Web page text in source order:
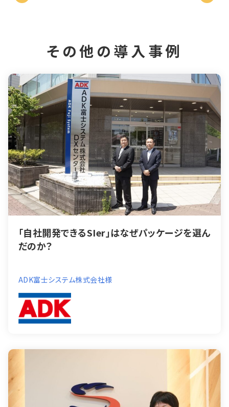
その他の導入事例
「自社開発できるSIer」はなぜパッケージを選ん
だのか？
ADK富士システム株式会社様